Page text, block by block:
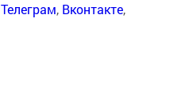
Телеграм, Вконтакте,